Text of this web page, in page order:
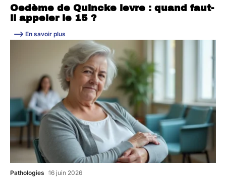
Oedème de Quincke levre : quand faut-
il appeler le 15 ?
En savoir plus
Pathologies 16 juin 2026